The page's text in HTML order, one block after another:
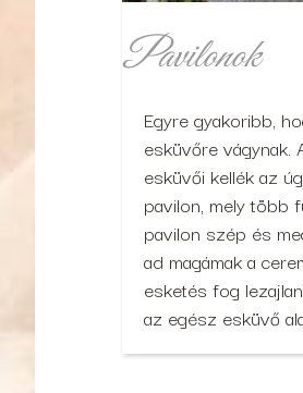
Pavilonok
Egyre gyakoribb,
esküvőre vágynak.
esküvői kellék az
pavilon, mely több
pavilon szép és
ad magámak a
esketés fog
az egész esküvő